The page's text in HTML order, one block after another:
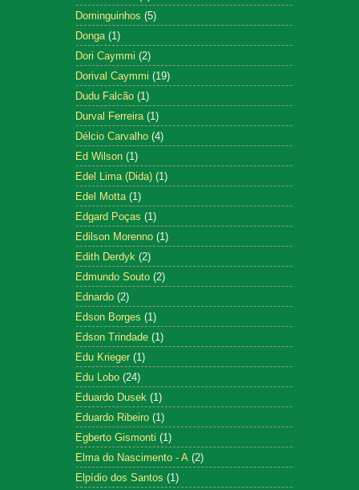
Dominguinhos (5)
Donga (1)
Dori Caymmi (2)
Dorival Caymmi (19)
Dudu Falcão (1)
Durval Ferreira (1)
Délcio Carvalho (4)
Ed Wilson (1)
Edel Lima (Dida) (1)
Edel Motta (1)
Edgard Poças (1)
Edilson Morenno (1)
Edith Derdyk (2)
Edmundo Souto (2)
Ednardo (2)
Edson Borges (1)
Edson Trindade (1)
Edu Krieger (1)
Edu Lobo (24)
Eduardo Dusek (1)
Eduardo Ribeiro (1)
Egberto Gismonti (1)
Elma do Nascimento - A (2)
Elpídio dos Santos (1)